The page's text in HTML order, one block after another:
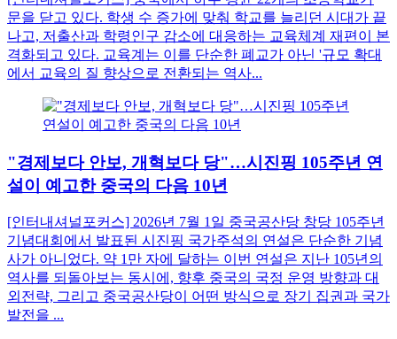
문을 닫고 있다. 학생 수 증가에 맞춰 학교를 늘리던 시대가 끝
나고, 저출산과 학령인구 감소에 대응하는 교육체계 재편이 본
격화되고 있다. 교육계는 이를 단순한 폐교가 아닌 '규모 확대
에서 교육의 질 향상으로 전환되는 역사...
"경제보다 안보, 개혁보다 당"…시진핑 105주년 연
설이 예고한 중국의 다음 10년
[인터내셔널포커스] 2026년 7월 1일 중국공산당 창당 105주년
기념대회에서 발표된 시진핑 국가주석의 연설은 단순한 기념
사가 아니었다. 약 1만 자에 달하는 이번 연설은 지난 105년의
역사를 되돌아보는 동시에, 향후 중국의 국정 운영 방향과 대
외전략, 그리고 중국공산당이 어떤 방식으로 장기 집권과 국가
발전을 ...